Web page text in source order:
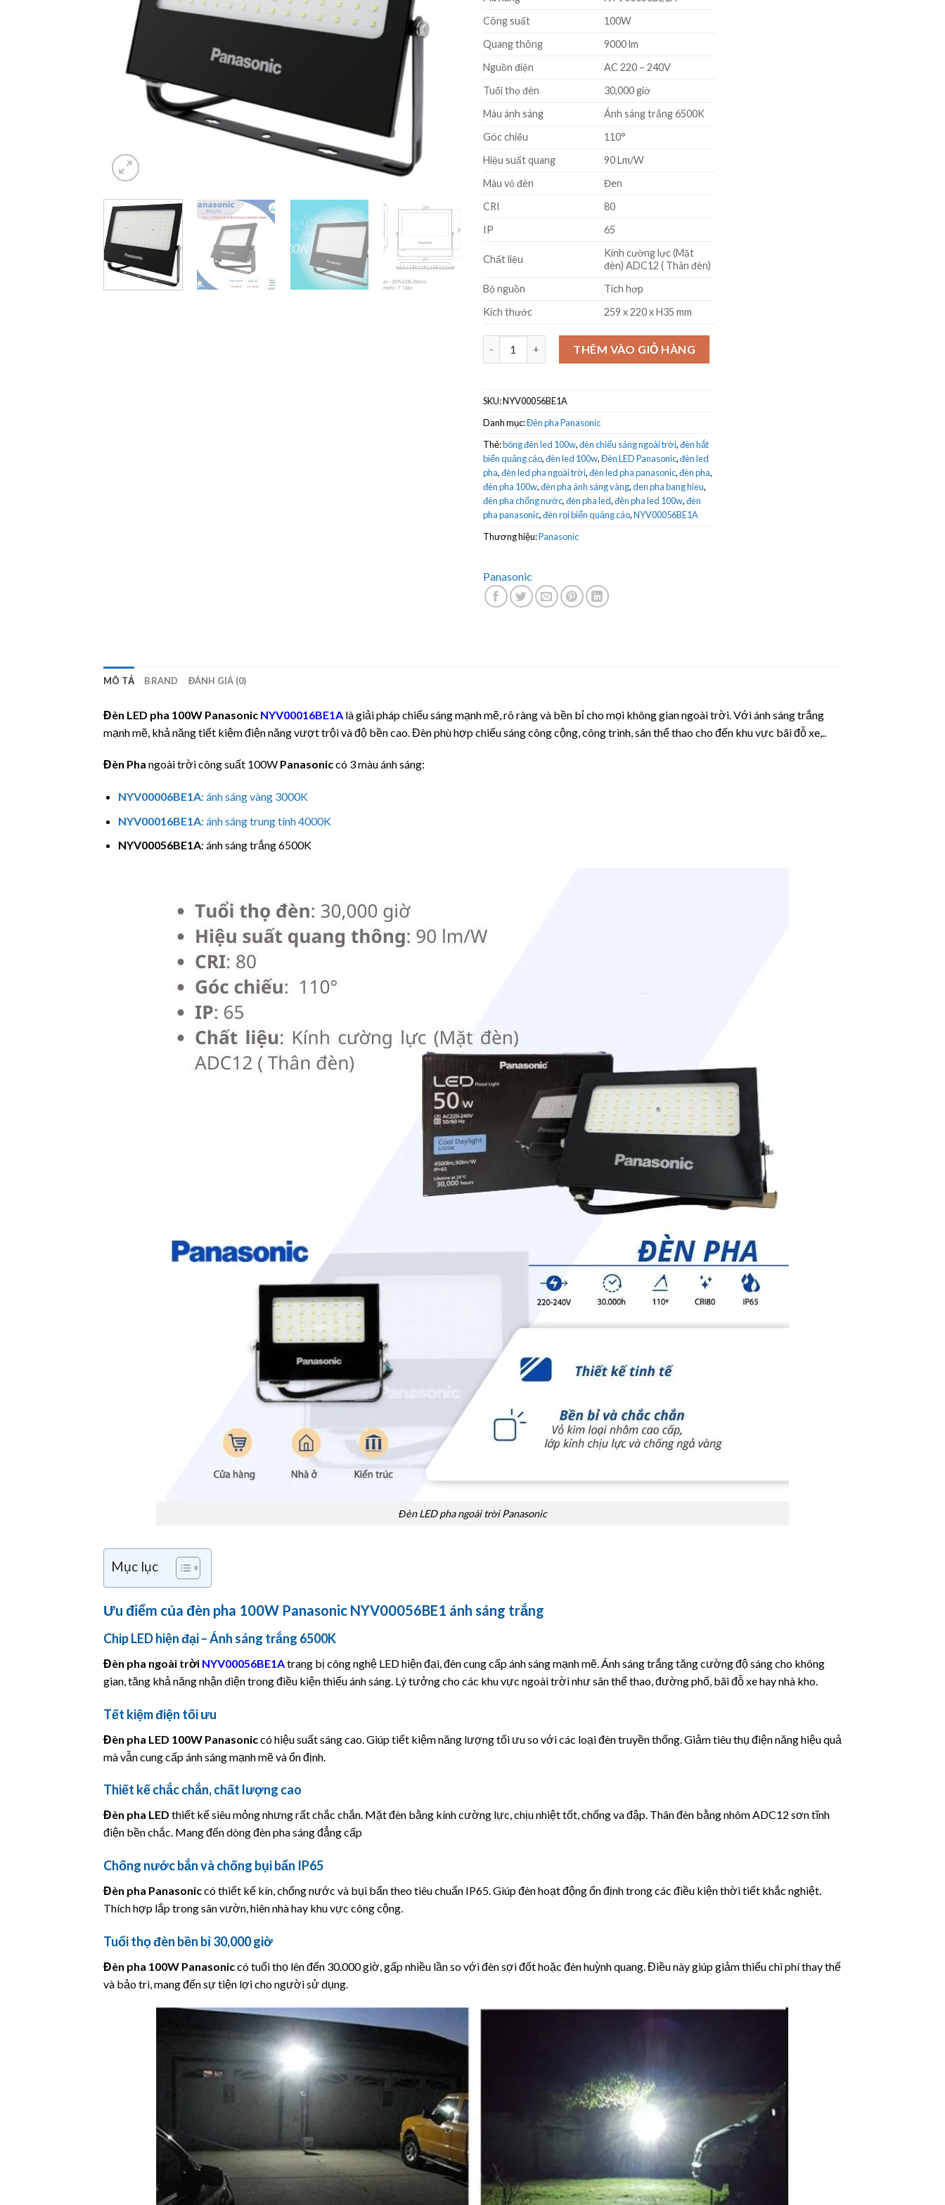
Công suất
100W
Quang thông
9000 lm
Nguồn điện
AC 220 – 240V
Tuổi thọ đèn
30,000 giờ
Màu ánh sáng
Ánh sáng trắng 6500K
Góc chiếu
110°
Hiệu suất quang
90 Lm/W
Màu vỏ đèn
Đen
CRI
80
IP
65
Chất liệu
Kính cường lực (Mặt
đèn) ADC12 ( Thân đèn)
Bộ nguồn
Tích hợp
Kích thước
259 x 220 x H35 mm
Đèn pha 100W Panasonic NYV00056BE1A trắng số lượng
THÊM VÀO GIỎ HÀNG
SKU:NYV00056BE1A
Danh mục:Đèn pha Panasonic
Thẻ:bóng đèn led 100w,đèn chiếu sáng ngoài trời,đèn hắt
biển quảng cáo,đèn led 100w,Đèn LED Panasonic,đèn led
pha,đèn led pha ngoài trời,đèn led pha panasonic,đèn pha,
đèn pha 100w,đèn pha ánh sáng vàng,den pha bang hieu,
đèn pha chống nước,đèn pha led,đèn pha led 100w,đèn
pha panasonic,đèn rọi biển quảng cáo,NYV00056BE1A
Thương hiệu:Panasonic
Panasonic
MÔ TẢ BRAND ĐÁNH GIÁ (0)
Đèn LED pha 100W Panasonic NYV00016BE1A là giải pháp chiếu sáng mạnh mẽ, rõ ràng và bền bỉ cho mọi không gian ngoài trời. Với ánh sáng trắng
mạnh mẽ, khả năng tiết kiệm điện năng vượt trội và độ bền cao. Đèn phù hợp chiếu sáng công cộng, công trình, sân thể thao cho đến khu vực bãi đỗ xe,..
Đèn Pha ngoài trời công suất 100W Panasoniccó 3 màu ánh sáng:
NYV00006BE1A: ánh sáng vàng 3000K
NYV00016BE1A: ánh sáng trung tính 4000K
NYV00056BE1A: ánh sáng trắng 6500K
Đèn LED pha ngoài trời Panasonic
Mục lục
Ưu điểm của đèn pha 100W Panasonic NYV00056BE1 ánh sáng trắng
Chip LED hiện đại – Ánh sáng trắng 6500K
Đèn pha ngoài trời NYV00056BE1Atrang bị công nghệ LED hiện đại, đèn cung cấp ánh sáng mạnh mẽ. Ánh sáng trắng tăng cường độ sáng cho không
gian, tăng khả năng nhận diện trong điều kiện thiếu ánh sáng. Lý tưởng cho các khu vực ngoài trời như sân thể thao, đường phố, bãi đỗ xe hay nhà kho.
Tết kiệm điện tối ưu
Đèn pha LED 100W Panasoniccó hiệu suất sáng cao. Giúp tiết kiệm năng lượng tối ưu so với các loại đèn truyền thống. Giảm tiêu thụ điện năng hiệu quả
mà vẫn cung cấp ánh sáng mạnh mẽ và ổn định.
Thiết kế chắc chắn, chất lượng cao
Đèn pha LED thiết kế siêu mỏng nhưng rất chắc chắn. Mặt đèn bằng kính cường lực, chịu nhiệt tốt, chống va đập. Thân đèn bằng nhôm ADC12 sơn tĩnh
điện bền chắc. Mang đến dòng đèn pha sáng đẳng cấp
Chống nước bắn và chống bụi bẩn IP65
Đèn pha Panasoniccó thiết kế kín, chống nước và bụi bẩn theo tiêu chuẩn IP65. Giúp đèn hoạt động ổn định trong các điều kiện thời tiết khắc nghiệt.
Thích hợp lắp trong sân vườn, hiên nhà hay khu vực công cộng.
Tuổi thọ đèn bền bỉ 30,000 giờ
Đèn pha 100W Panasoniccó tuổi thọ lên đến 30.000 giờ, gấp nhiều lần so với đèn sợi đốt hoặc đèn huỳnh quang. Điều này giúp giảm thiểu chi phí thay thế
và bảo trì, mang đến sự tiện lợi cho người sử dụng.